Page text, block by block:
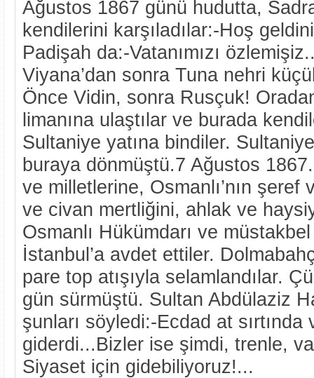
Ağustos 1867 günü hudutta,
kendilerini karşıladılar:-Hoş
Padişah da:-Vatanımızı
Viyana’dan sonra Tuna nehri
Önce Vidin, sonra Rusçuk!
limanına ulaştılar ve burada
Sultaniye yatına bindiler.
buraya dönmüştü.7 Ağustos
ve milletlerine, Osmanlı’nın şeref
ve civan mertliğini, ahlak ve
Osmanlı Hükümdarı ve
İstanbul’a avdet ettiler.
pare top atışıyla selamlandılar.
gün sürmüştü. Sultan Abdülaziz
şunları söyledi:-Ecdad at
giderdi...Bizler ise şimdi, trenle,
Siyaset için gidebiliyoruz!...